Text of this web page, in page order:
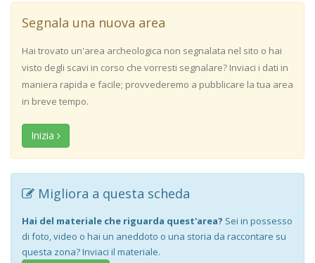
Segnala una nuova area
Hai trovato un'area archeologica non segnalata nel sito o hai
visto degli scavi in corso che vorresti segnalare? Inviaci i dati in
maniera rapida e facile; provvederemo a pubblicare la tua area
in breve tempo.
Inizia
Migliora a questa scheda
Hai del materiale che riguarda quest'area? Sei in possesso
di foto, video o hai un aneddoto o una storia da raccontare su
questa zona? Inviaci il materiale.